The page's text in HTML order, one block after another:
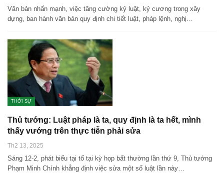
Văn bản nhấn mạnh, việc tăng cường kỷ luật, kỷ cương trong xây
dựng, ban hành văn bản quy định chi tiết luật, pháp lệnh, nghị…
THỜI SỰ
Thủ tướng: Luật pháp là ta, quy định là ta hết, mình
thấy vướng trên thực tiễn phải sửa
Th2 13, 2025
Sáng 12-2, phát biểu tại tổ tại kỳ họp bất thường lần thứ 9, Thủ tướng
Phạm Minh Chính khẳng định việc sửa một số luật lần này…